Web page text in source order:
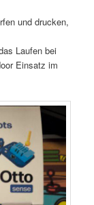
und drucken,
Laufen bei
Einsatz im